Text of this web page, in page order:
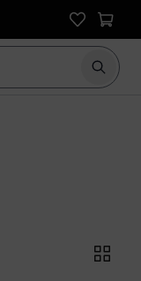
Suche